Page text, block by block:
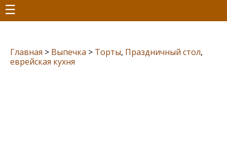
☰
Главная > Выпечка > Торты, Праздничный стол,
еврейская кухня